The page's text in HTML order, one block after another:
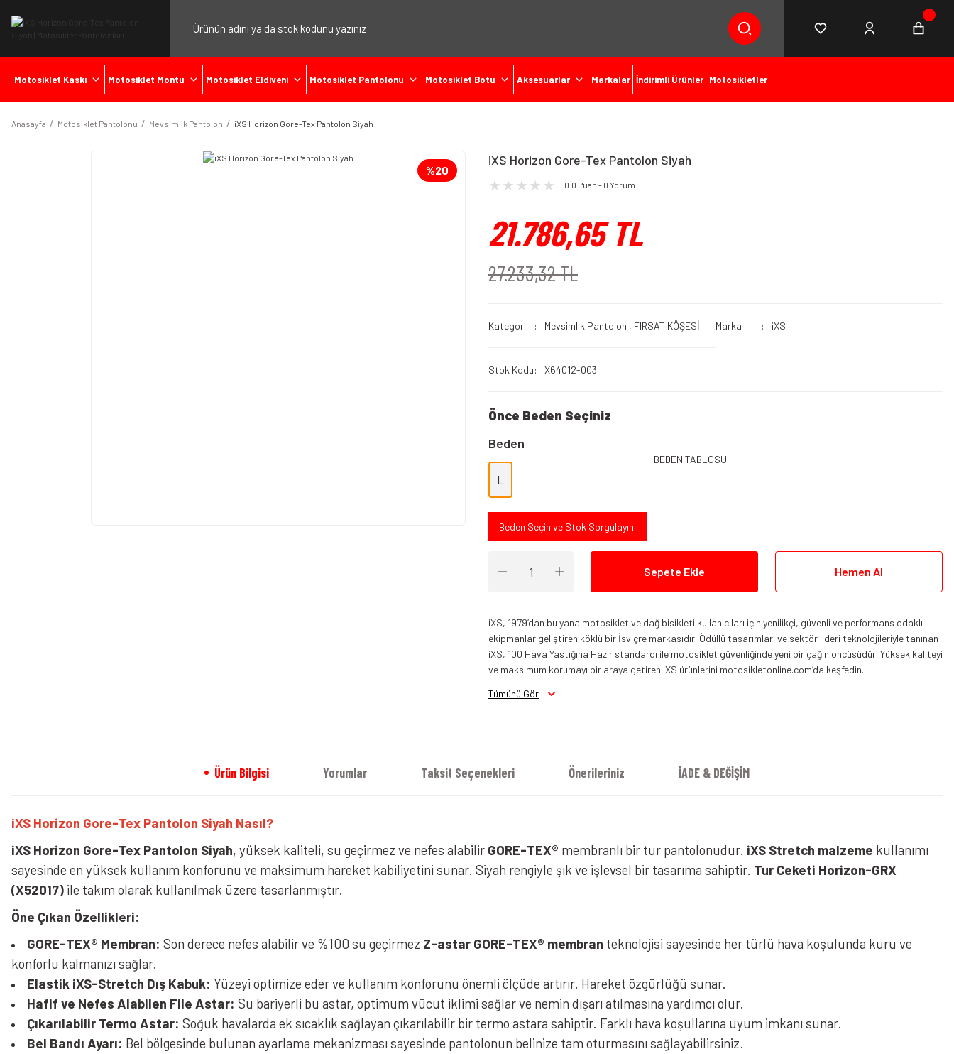
Motosiklet Kaskı Motosiklet Montu Motosiklet Eldiveni Motosiklet Pantolonu Motosiklet Botu Aksesuarlar Markalar İndirimli Ürünler Motosikletler
Anasayfa Motosiklet Pantolonu Mevsimlik Pantolon iXS Horizon Gore-Tex Pantolon Siyah
%20
iXS Horizon Gore-Tex Pantolon Siyah
0.0 Puan - 0 Yorum
21.786,65 TL
27.233,32 TL
Kategori Mevsimlik Pantolon , FIRSAT KÖŞESİ Marka iXS
Stok Kodu X64012-003
Önce Beden Seçiniz
Beden
L
BEDEN TABLOSU
Beden Seçin ve Stok Sorgulayın!
Sepete Ekle Hemen Al
iXS, 1979’dan bu yana motosiklet ve dağ bisikleti kullanıcıları için yenilikçi, güvenli ve performans odaklı
ekipmanlar geliştiren köklü bir İsviçre markasıdır. Ödüllü tasarımları ve sektör lideri teknolojileriyle tanınan
iXS, 100 Hava Yastığına Hazır standardı ile motosiklet güvenliğinde yeni bir çağın öncüsüdür. Yüksek kaliteyi
ve maksimum korumayı bir araya getiren iXS ürünlerini motosikletonline.com’da keşfedin.
Tümünü Gör
Ürün Bilgisi Yorumlar Taksit Seçenekleri Önerileriniz İADE & DEĞİŞİM
iXS Horizon Gore-Tex Pantolon Siyah Nasıl?
iXS Horizon Gore-Tex Pantolon Siyah, yüksek kaliteli, su geçirmez ve nefes alabilir GORE-TEX® membranlı bir tur pantolonudur. iXS Stretch malzeme kullanımı
sayesinde en yüksek kullanım konforunu ve maksimum hareket kabiliyetini sunar. Siyah rengiyle şık ve işlevsel bir tasarıma sahiptir. Tur Ceketi Horizon-GRX
(X52017) ile takım olarak kullanılmak üzere tasarlanmıştır.
Öne Çıkan Özellikleri:
GORE-TEX® Membran: Son derece nefes alabilir ve %100 su geçirmez Z-astar GORE-TEX® membran teknolojisi sayesinde her türlü hava koşulunda kuru ve
konforlu kalmanızı sağlar.
Elastik iXS-Stretch Dış Kabuk: Yüzeyi optimize eder ve kullanım konforunu önemli ölçüde artırır. Hareket özgürlüğü sunar.
Hafif ve Nefes Alabilen File Astar: Su bariyerli bu astar, optimum vücut iklimi sağlar ve nemin dışarı atılmasına yardımcı olur.
Çıkarılabilir Termo Astar: Soğuk havalarda ek sıcaklık sağlayan çıkarılabilir bir termo astara sahiptir. Farklı hava koşullarına uyum imkanı sunar.
Bel Bandı Ayarı: Bel bölgesinde bulunan ayarlama mekanizması sayesinde pantolonun belinize tam oturmasını sağlayabilirsiniz.